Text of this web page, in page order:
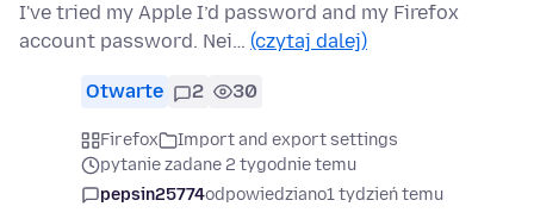
I've tried my Apple I’d password and my Firefox
account password. Nei… (czytaj dalej)
Otwarte 2 30
Firefox
Import and export settings
pytanie zadane 2 tygodnie temu
pepsin25774odpowiedziano1 tydzień temu